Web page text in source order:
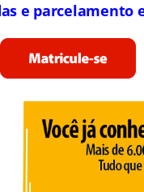
e parcelamento